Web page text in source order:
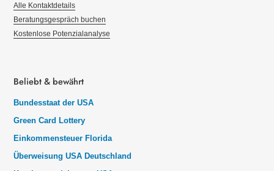
Alle Kontaktdetails
Beratungsgespräch buchen
Kostenlose Potenzialanalyse
Beliebt & bewährt
Bundesstaat der USA
Green Card Lottery
Einkommensteuer Florida
Überweisung USA Deutschland